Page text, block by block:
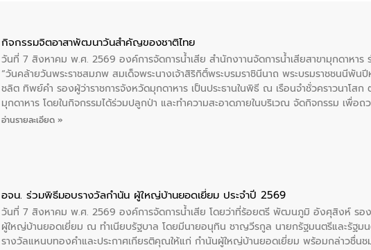
กิจกรรมจิตอาสาพัฒนาวันสําคัญของชาติไทย
วันที่ 7 สิงหาคม พ.ศ. 2569 องค์การจัดการน้ำเสีย สำนักงาานจัดการน้ำเสียสาขามุกดาห
“วันคล้ายวันพระราชสมภพ สมเด็จพระนางเจ้าสิริกิติ์พระบรมราชินีนาถ พระบรมราชชนนีพั
ชลิต ทิพย์คำ รองผู้ว่าราชการจังหวัดมุกดาหาร เป็นประธานในพิธี ณ เรือนจําชั่วคราวนาโสก
มุกดาหาร โดยในกิจกรรมได้ร่วมปลูกป่า และทําความสะอาดภายในบริเวณ จัดกิจกรรม เพื่อถ
พระบรมราชินีนาถ พระบรมราชชนนีพันปีหลวง พร้อมถวายสัจปฏิญาณ ทำความดีด้วยหัวใจ
อ่านรายละเอียด »
อจน. ร่วมพิธีมอบรางวัลกำนัน ผู้ใหญ่บ้านยอดเยี่ยม ประจำปี 2569
วันที่ 7 สิงหาคม พ.ศ. 2569 องค์การจัดการน้ำเสีย โดยว่าที่ร้อยตรี พัฒนภูมิ อังศุสิงห์ รอ
ผู้ใหญ่บ้านยอดเยี่ยม ณ ทำเนียบรัฐบาล โดยมีนายอนุทิน ชาญวีรกูล นายกรัฐมนตรีและรัฐมน
รางวัลแหนบทองคำและประกาศเกียรติคุณให้แก่ กำนันผู้ใหญ่บ้านยอดเยี่ยม พร้อมกล่าวชื่นช